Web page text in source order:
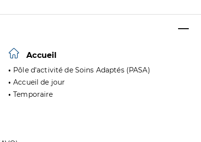
Accueil
Pôle d'activité de Soins Adaptés (PASA)
Accueil de jour
Temporaire